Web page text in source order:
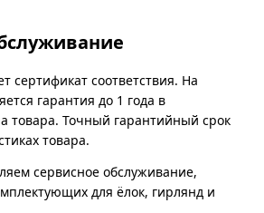
сертификат соответствия. На
гарантия до 1 года в
товара. Точный гарантийный срок
товара.
сервисное обслуживание,
для ёлок, гирлянд и